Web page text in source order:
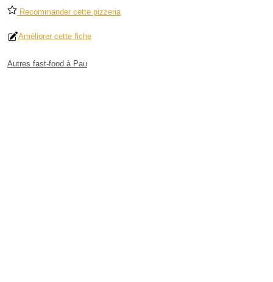
Recommander cette pizzeria
Améliorer cette fiche
Autres fast-food à Pau